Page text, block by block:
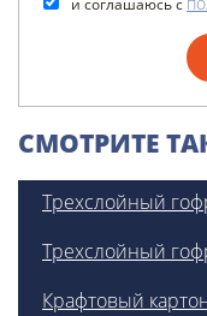
и соглашаюсь с
СМОТРИТЕ
Трехслойный
Трехслойный
Крафтовый